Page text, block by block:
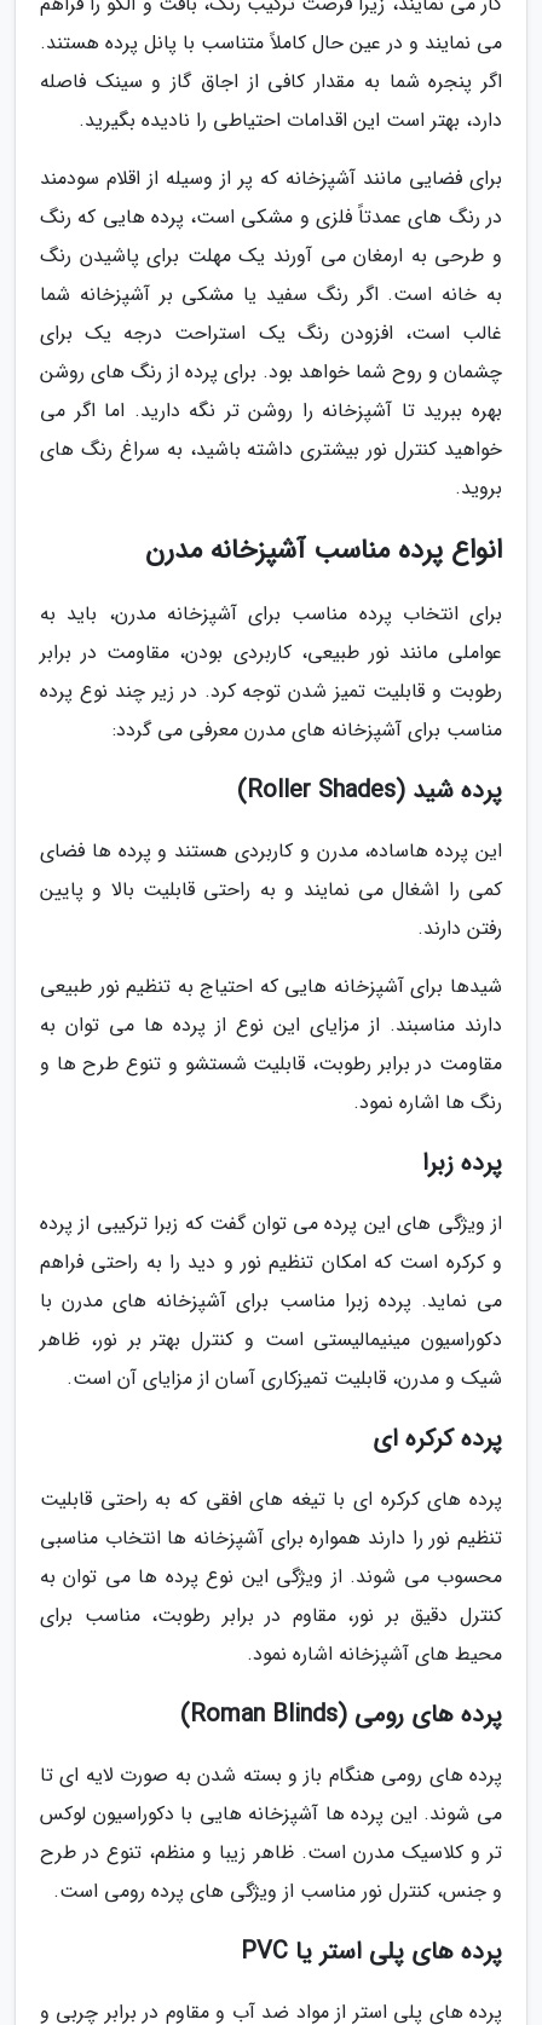
می نمایند و در عین حال کاملاً متناسب با پانل پرده هستند.
اگر پنجره شما به مقدار کافی از اجاق گاز و سینک فاصله
دارد، بهتر است این اقدامات احتیاطی را نادیده بگیرید.
برای فضایی مانند آشپزخانه که پر از وسیله از اقلام سودمند
در رنگ های عمدتاً فلزی و مشکی است، پرده هایی که رنگ
و طرحی به ارمغان می آورند یک مهلت برای پاشیدن رنگ
به خانه است. اگر رنگ سفید یا مشکی بر آشپزخانه شما
غالب است، افزودن رنگ یک استراحت درجه یک برای
چشمان و روح شما خواهد بود. برای پرده از رنگ های روشن
بهره ببرید تا آشپزخانه را روشن تر نگه دارید. اما اگر می
خواهید کنترل نور بیشتری داشته باشید، به سراغ رنگ های
بروید.
انواع پرده مناسب آشپزخانه مدرن
برای انتخاب پرده مناسب برای آشپزخانه مدرن، باید به
عواملی مانند نور طبیعی، کاربردی بودن، مقاومت در برابر
رطوبت و قابلیت تمیز شدن توجه کرد. در زیر چند نوع پرده
مناسب برای آشپزخانه های مدرن معرفی می گردد:
پرده شید (Roller Shades)
این پرده هاساده، مدرن و کاربردی هستند و پرده ها فضای
کمی را اشغال می نمایند و به راحتی قابلیت بالا و پایین
رفتن دارند.
شیدها برای آشپزخانه هایی که احتیاج به تنظیم نور طبیعی
دارند مناسبند. از مزایای این نوع از پرده ها می توان به
مقاومت در برابر رطوبت، قابلیت شستشو و تنوع طرح ها و
رنگ ها اشاره نمود.
پرده زبرا
از ویژگی های این پرده می توان گفت که زبرا ترکیبی از پرده
و کرکره است که امکان تنظیم نور و دید را به راحتی فراهم
می نماید. پرده زبرا مناسب برای آشپزخانه های مدرن با
دکوراسیون مینیمالیستی است و کنترل بهتر بر نور، ظاهر
شیک و مدرن، قابلیت تمیزکاری آسان از مزایای آن است.
پرده کرکره ای
پرده های کرکره ای با تیغه های افقی که به راحتی قابلیت
تنظیم نور را دارند همواره برای آشپزخانه ها انتخاب مناسبی
محسوب می شوند. از ویژگی این نوع پرده ها می توان به
کنترل دقیق بر نور، مقاوم در برابر رطوبت، مناسب برای
محیط های آشپزخانه اشاره نمود.
پرده های رومی (Roman Blinds)
پرده های رومی هنگام باز و بسته شدن به صورت لایه ای تا
می شوند. این پرده ها آشپزخانه هایی با دکوراسیون لوکس
تر و کلاسیک مدرن است. ظاهر زیبا و منظم، تنوع در طرح
و جنس، کنترل نور مناسب از ویژگی های پرده رومی است.
پرده های پلی استر یا PVC
پرده های پلی استر از مواد ضد آب و مقاوم در برابر چربی و